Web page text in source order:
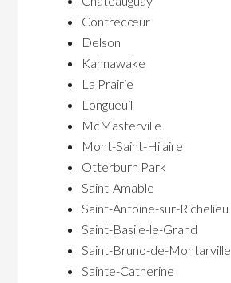
Contrecœur
Delson
Kahnawake
La Prairie
Longueuil
McMasterville
Mont-Saint-Hilaire
Otterburn Park
Saint-Amable
Saint-Antoine-sur-Richelieu
Saint-Basile-le-Grand
Saint-Bruno-de-Montarville
Sainte-Catherine